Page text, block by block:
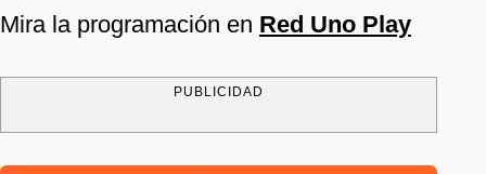
Mira la programación en Red Uno Play
PUBLICIDAD